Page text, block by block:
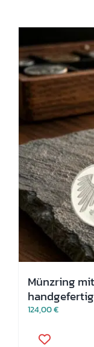
Münzring
124,00€
Produkt